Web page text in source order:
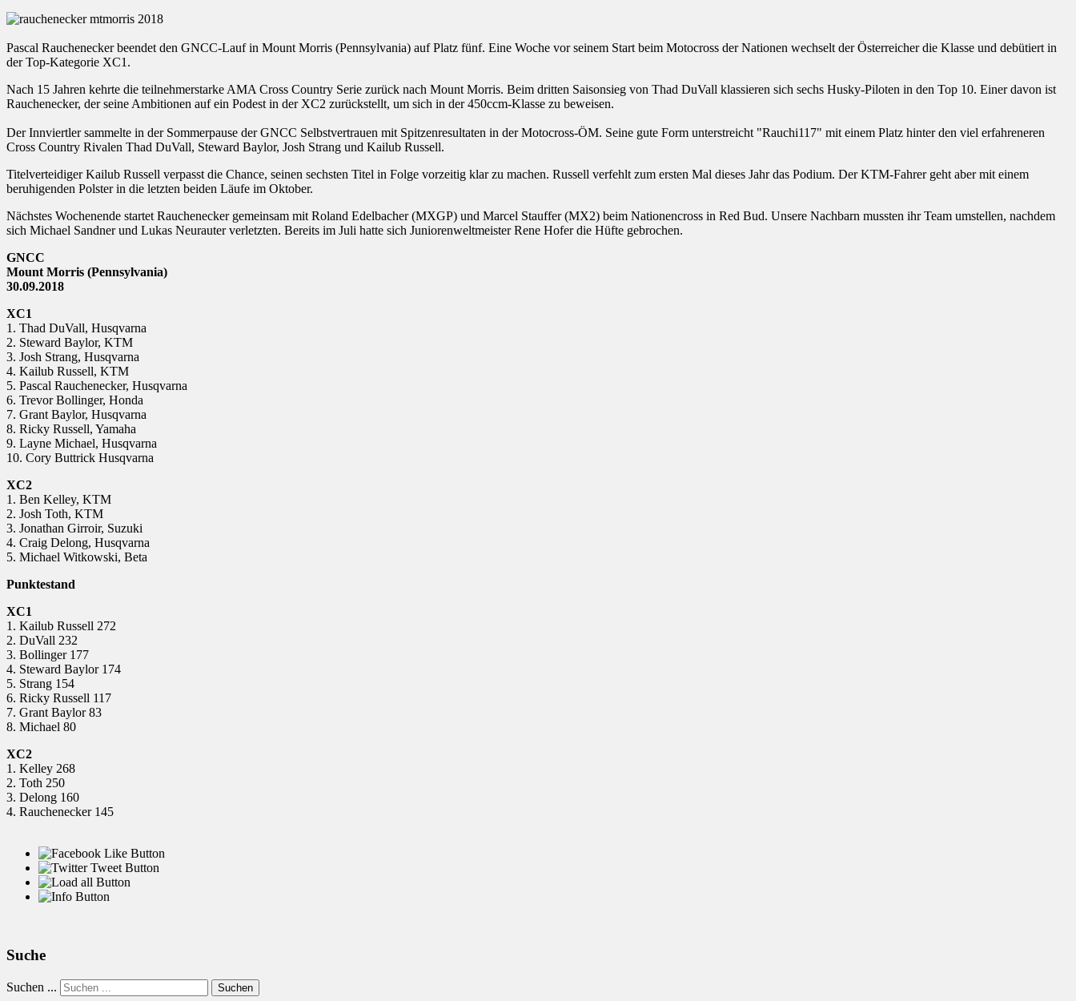
Pascal Rauchenecker beendet den GNCC-Lauf in Mount Morris (Pennsylvania) auf Platz fünf. Eine Woche vor seinem Start beim Motocross der Nationen wechselt der Österreicher die Klasse und debütiert in
der Top-Kategorie XC1.
Nach 15 Jahren kehrte die teilnehmerstarke AMA Cross Country Serie zurück nach Mount Morris. Beim dritten Saisonsieg von Thad DuVall klassieren sich sechs Husky-Piloten in den Top 10. Einer davon ist
Rauchenecker, der seine Ambitionen auf ein Podest in der XC2 zurückstellt, um sich in der 450ccm-Klasse zu beweisen.
Der Innviertler sammelte in der Sommerpause der GNCC Selbstvertrauen mit Spitzenresultaten in der Motocross-ÖM. Seine gute Form unterstreicht "Rauchi117" mit einem Platz hinter den viel erfahreneren
Cross Country Rivalen Thad DuVall, Steward Baylor, Josh Strang und Kailub Russell.
Titelverteidiger Kailub Russell verpasst die Chance, seinen sechsten Titel in Folge vorzeitig klar zu machen. Russell verfehlt zum ersten Mal dieses Jahr das Podium. Der KTM-Fahrer geht aber mit einem
beruhigenden Polster in die letzten beiden Läufe im Oktober.
Nächstes Wochenende startet Rauchenecker gemeinsam mit Roland Edelbacher (MXGP) und Marcel Stauffer (MX2) beim Nationencross in Red Bud. Unsere Nachbarn mussten ihr Team umstellen, nachdem
sich Michael Sandner und Lukas Neurauter verletzten. Bereits im Juli hatte sich Juniorenweltmeister Rene Hofer die Hüfte gebrochen.
GNCC
Mount Morris (Pennsylvania)
30.09.2018
XC1
1. Thad DuVall, Husqvarna
2. Steward Baylor, KTM
3. Josh Strang, Husqvarna
4. Kailub Russell, KTM
5. Pascal Rauchenecker, Husqvarna
6. Trevor Bollinger, Honda
7. Grant Baylor, Husqvarna
8. Ricky Russell, Yamaha
9. Layne Michael, Husqvarna
10. Cory Buttrick Husqvarna
XC2
1. Ben Kelley, KTM
2. Josh Toth, KTM
3. Jonathan Girroir, Suzuki
4. Craig Delong, Husqvarna
5. Michael Witkowski, Beta
Punktestand
XC1
1. Kailub Russell 272
2. DuVall 232
3. Bollinger 177
4. Steward Baylor 174
5. Strang 154
6. Ricky Russell 117
7. Grant Baylor 83
8. Michael 80
XC2
1. Kelley 268
2. Toth 250
3. Delong 160
4. Rauchenecker 145
Suche
Suchen ... Suchen